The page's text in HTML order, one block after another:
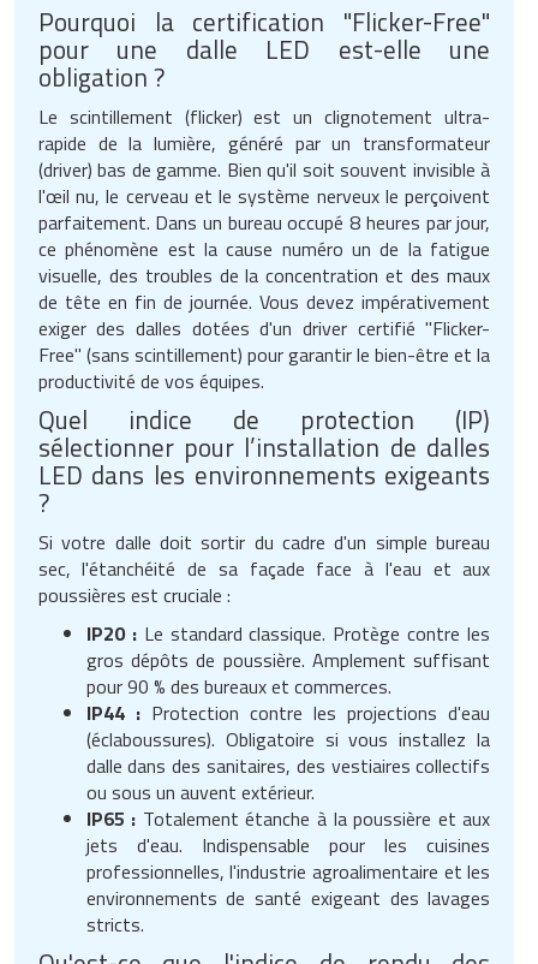
Pourquoi la certification "Flicker-Free"
pour une dalle LED est-elle une
obligation ?
Le scintillement (flicker) est un clignotement ultra-
rapide de la lumière, généré par un transformateur
(driver) bas de gamme. Bien qu'il soit souvent invisible à
l'œil nu, le cerveau et le système nerveux le perçoivent
parfaitement. Dans un bureau occupé 8 heures par jour,
ce phénomène est la cause numéro un de la fatigue
visuelle, des troubles de la concentration et des maux
de tête en fin de journée. Vous devez impérativement
exiger des dalles dotées d'un driver certifié "Flicker-
Free" (sans scintillement) pour garantir le bien-être et la
productivité de vos équipes.
Quel indice de protection (IP)
sélectionner pour l’installation de dalles
LED dans les environnements exigeants
?
Si votre dalle doit sortir du cadre d'un simple bureau
sec, l'étanchéité de sa façade face à l'eau et aux
poussières est cruciale :
IP20 :Le standard classique. Protège contre les
gros dépôts de poussière. Amplement suffisant
pour 90 % des bureaux et commerces.
IP44 :Protection contre les projections d'eau
(éclaboussures). Obligatoire si vous installez la
dalle dans des sanitaires, des vestiaires collectifs
ou sous un auvent extérieur.
IP65 : Totalement étanche à la poussière et aux
jets d'eau. Indispensable pour les cuisines
professionnelles, l'industrie agroalimentaire et les
environnements de santé exigeant des lavages
stricts.